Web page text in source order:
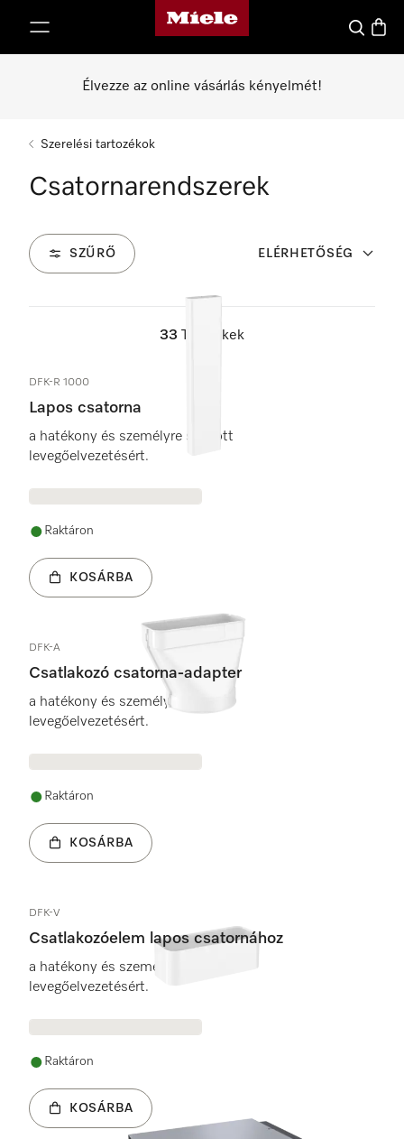
Miele honlapja
Kereses
Élvezze az online vásárlás kényelmét!
Szerelési tartozékok
Csatornarendszerek
SZŰRŐ ELÉRHETŐSÉG
33 Termékek
DFK-R 1000
Lapos csatorna
a hatékony és személyre szabott
levegőelvezetésért.
Raktáron
KOSÁRBA
DFK-A
Csatlakozó csatorna-adapter
a hatékony és személyre szabott
levegőelvezetésért.
Raktáron
KOSÁRBA
DFK-V
Csatlakozóelem lapos csatornához
a hatékony és személyre szabott
levegőelvezetésért.
Raktáron
KOSÁRBA